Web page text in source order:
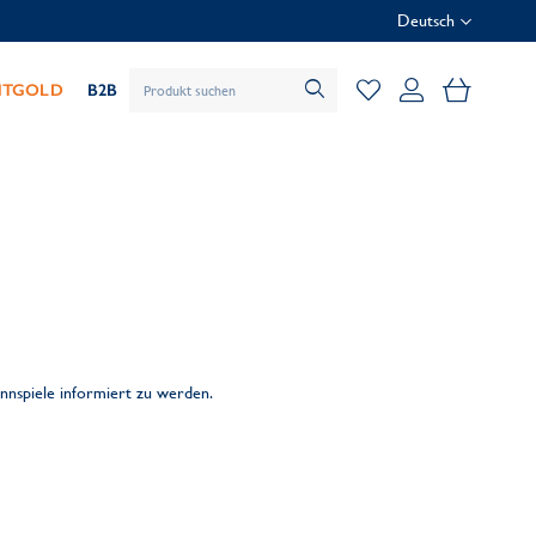
Deutsch
B2B Mein
informiert zu werden.